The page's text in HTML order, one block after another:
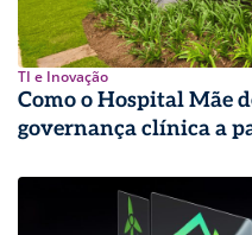
TI e Inovação
Como o Hospital Mãe
governança clínica a